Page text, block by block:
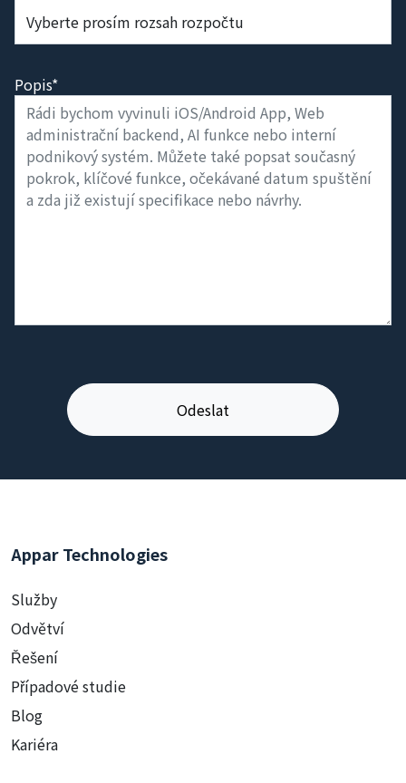
Popis*
Appar Technologies
Služby
Odvětví
Řešení
Případové studie
Blog
Kariéra